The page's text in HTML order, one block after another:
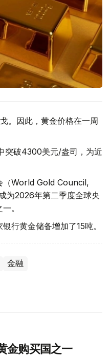
。因此，黄金价格在一周
突破4300美元/盎司，为近
（World Gold Council,
为2026年第二季度全球央
。
行黄金储备增加了15吨。
金融
金购买国之一